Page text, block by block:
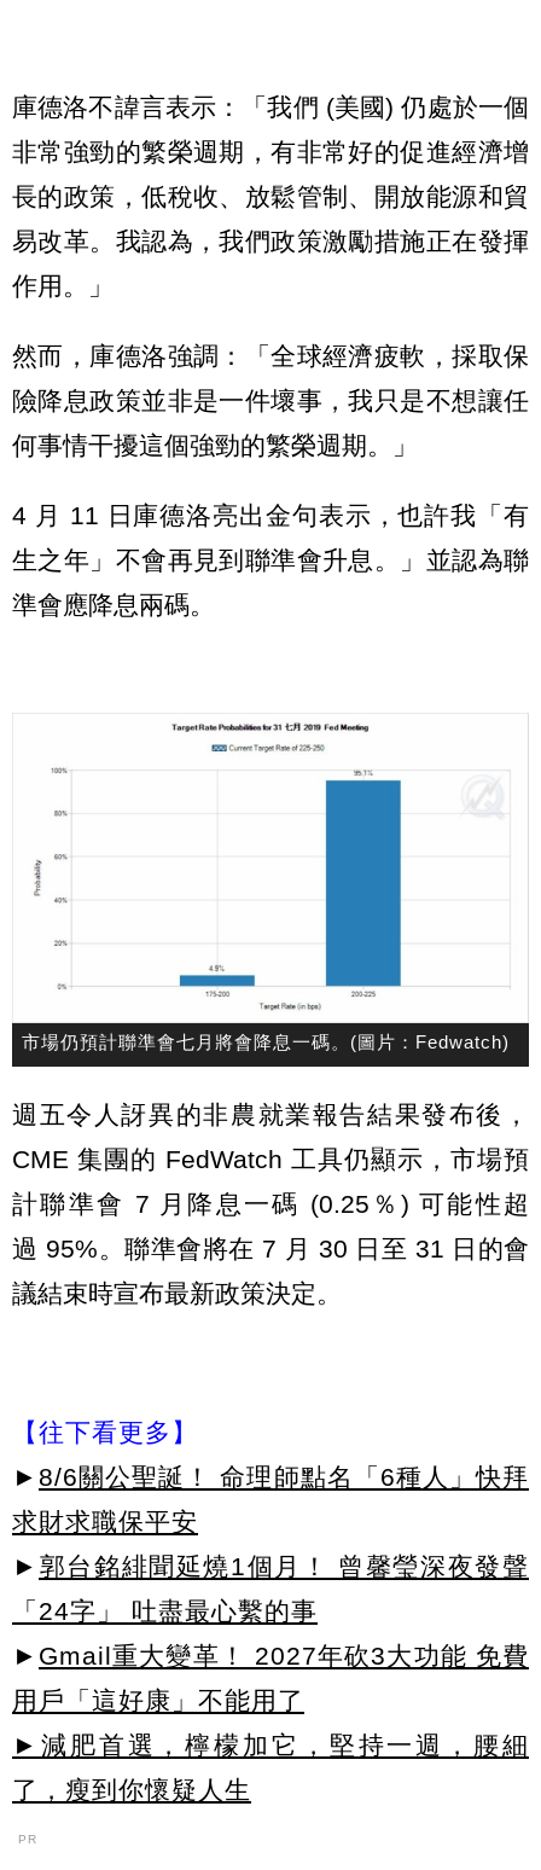
庫德洛不諱言表示：「我們 (美國) 仍處於一個
非常強勁的繁榮週期，有非常好的促進經濟增
長的政策，低稅收、放鬆管制、開放能源和貿
易改革。我認為，我們政策激勵措施正在發揮
作用。」
然而，庫德洛強調：「全球經濟疲軟，採取保
險降息政策並非是一件壞事，我只是不想讓任
何事情干擾這個強勁的繁榮週期。」
4 月 11 日庫德洛亮出金句表示，也許我「有
生之年」不會再見到聯準會升息。」並認為聯
準會應降息兩碼。
市場仍預計聯準會七月將會降息一碼。(圖片：Fedwatch)
週五令人訝異的非農就業報告結果發布後，
CME 集團的 FedWatch 工具仍顯示，市場預
計聯準會 7 月降息一碼 (0.25％) 可能性超
過 95%。聯準會將在 7 月 30 日至 31 日的會
議結束時宣布最新政策決定。
【往下看更多】
► 8/6關公聖誕！ 命理師點名「6種人」快拜
求財求職保平安
► 郭台銘緋聞延燒1個月！ 曾馨瑩深夜發聲
「24字」 吐盡最心繫的事
► Gmail重大變革！ 2027年砍3大功能 免費
用戶「這好康」不能用了
►減肥首選，檸檬加它，堅持一週，腰細
了，瘦到你懷疑人生
PR